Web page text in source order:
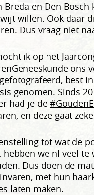
Breda en Den
willen. Ook daar
Dus vraag niet
ik op het
ons
best
genomen. Sinds
had je de
en deze gaat
tot wat de
hebben we nl veel
Dus doen de
met hun
laten maken.